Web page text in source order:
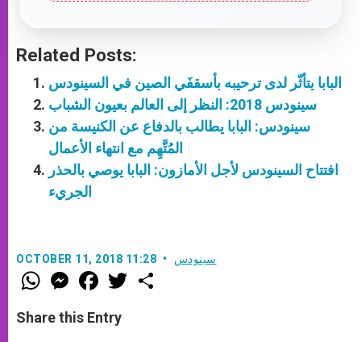
Related Posts:
البابا يتأثّر لدى ترحيبه بأسقفَي الصين في السينودس
سينودس 2018: النظر إلى العالم بعيون الشباب
سينودس: البابا يطالب بالدفاع عن الكنيسة من
المُتَّهِم مع انتهاء الأعمال
افتتاح السينودس لأجل الأمازون: البابا يوصي بالحذر
الجريء
OCTOBER 11, 2018 11:28 سينودس
W
h
t
s
M
e
s
e
F
a
e
b
T
w
Share this Entry